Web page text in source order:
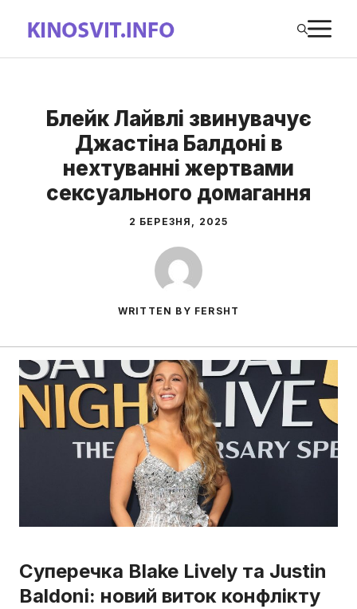
вмісту
Блейк Лайвлі звинувачує
Джастіна Балдоні в
нехтуванні жертвами
сексуального домагання
2 БЕРЕЗНЯ, 2025
WRITTEN BY FERSHT
Суперечка Blake Lively та Justin
Baldoni: новий виток конфлікту